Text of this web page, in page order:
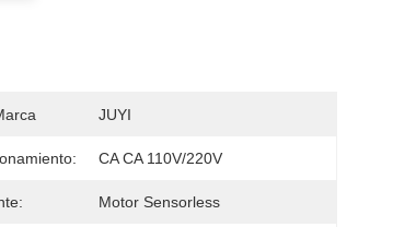
JUYI
CA CA 110V/220V
Motor Sensorless